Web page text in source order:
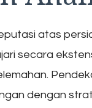
atas
secara
dengan